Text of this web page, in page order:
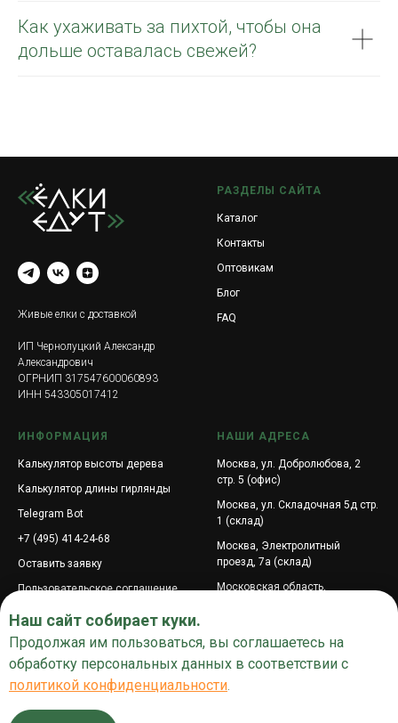
Как ухаживать за пихтой, чтобы она
дольше оставалась свежей?
Живые елки с доставкой
ИП Чернолуцкий Александр
Александрович
ОГРНИП 317547600060893
ИНН 543305017412
РАЗДЕЛЫ САЙТА
Каталог
Контакты
Оптовикам
Блог
FAQ
ИНФОРМАЦИЯ
Калькулятор высоты дерева
Калькулятор длины гирлянды
Telegram Bot
+7 (495) 414-24-68
Оставить заявку
Пользовательское соглашение
Поиск по сайту
НАШИ АДРЕСА
Москва, ул. Добролюбова, 2
стр. 5 (офис)
Москва, ул. Складочная 5д стр.
1 (склад)
Москва, Электролитный
проезд, 7а (склад)
Московская область,
Промышленная, 6
деревня Покровское,
Наш сайт собирает куки.
Продолжая им пользоваться, вы соглашаетесь на
обработку персональных данных в соответствии с
политикой конфиденциальности.